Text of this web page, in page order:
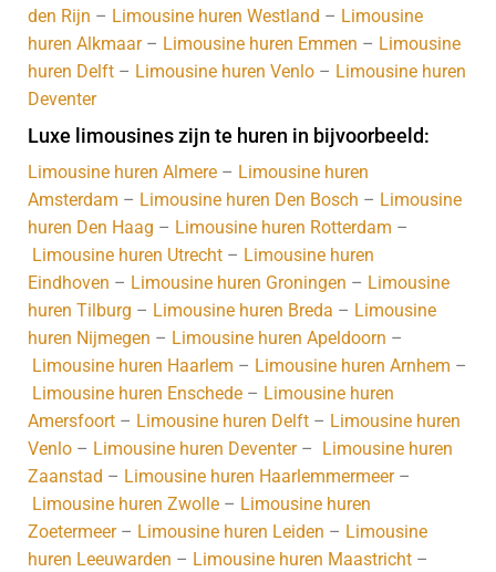
den Rijn – Limousine huren Westland – Limousine
huren Alkmaar– Limousine huren Emmen – Limousine
huren Delft – Limousine huren Venlo – Limousine huren
Deventer
Luxe limousines zijn te huren in bijvoorbeeld:
Limousine huren Almere – Limousine huren
Amsterdam – Limousine huren Den Bosch – Limousine
huren Den Haag – Limousine huren Rotterdam –
Limousine huren Utrecht – Limousine huren
Eindhoven – Limousine huren Groningen – Limousine
huren Tilburg – Limousine huren Breda – Limousine
huren Nijmegen – Limousine huren Apeldoorn –
Limousine huren Haarlem – Limousine huren Arnhem –
Limousine huren Enschede – Limousine huren
Amersfoort – Limousine huren Delft – Limousine huren
Venlo – Limousine huren Deventer– Limousine huren
Zaanstad – Limousine huren Haarlemmermeer–
Limousine huren Zwolle – Limousine huren
Zoetermeer– Limousine huren Leiden – Limousine
huren Leeuwarden – Limousine huren Maastricht –